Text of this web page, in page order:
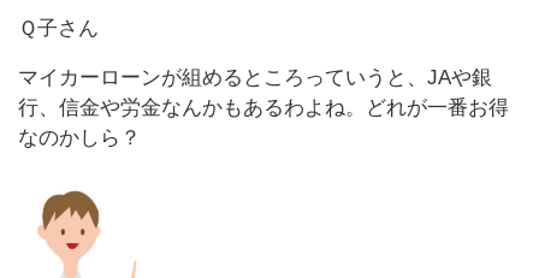
Ｑ子さん
マイカーローンが組めるところっていうと、JAや銀
行、信金や労金なんかもあるわよね。どれが一番お得
なのかしら？